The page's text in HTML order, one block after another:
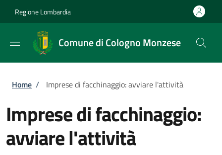
Regione Lombardia
Comune di Cologno Monzese
Briciole di pane
Home / Imprese di facchinaggio: avviare l'attività
Imprese di facchinaggio:
avviare l'attività